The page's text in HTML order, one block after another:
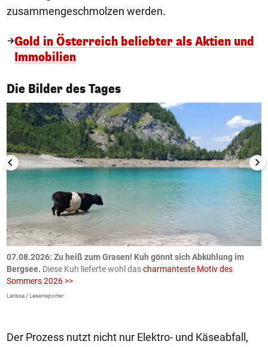
zusammengeschmolzen werden.
Gold in Österreich beliebter als Aktien und
Immobilien
Die Bilder des Tages
1/50
07.08.2026: Zu heiß zum Grasen! Kuh gönnt sich Abkühlung im
Bergsee. Diese Kuh lieferte wohl dascharmanteste Motiv des
Sommers 2026 >>
Larissa / Leserreporter
Der Prozess nutzt nicht nur Elektro- und Käseabfall,